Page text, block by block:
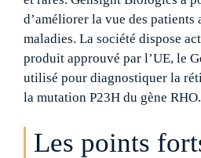
d’améliorer la vue des patients
maladies. La société dispose
produit approuvé par l’UE, le
utilisé pour diagnostiquer la
la mutation P23H du gène RHO.
Les points